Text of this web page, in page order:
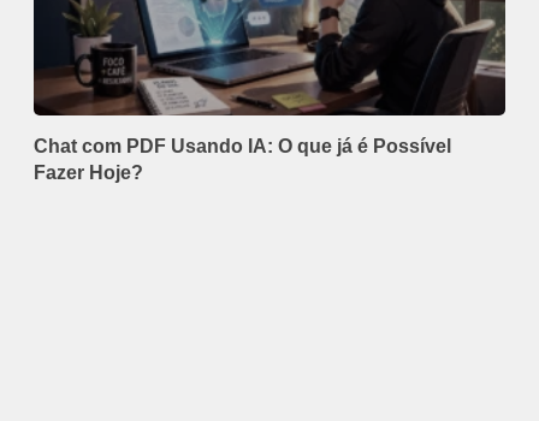
Chat com PDF Usando IA: O que já é Possível
Fazer Hoje?